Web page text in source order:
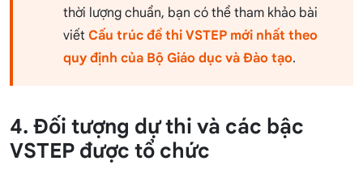
thời lượng chuẩn, bạn có thể tham khảo bài
viết Cấu trúc đề thi VSTEP mới nhất theo
quy định của Bộ Giáo dục và Đào tạo.
4. Đối tượng dự thi và các bậc
VSTEP được tổ chức